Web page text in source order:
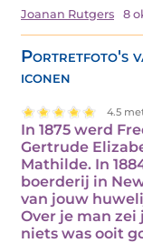
Joanan Rutgers 8
Portretfoto's
iconen
4.5
In 1875 werd
Gertrude
Mathilde. In
boerderij in
van jouw
Over je man
niets was ooit